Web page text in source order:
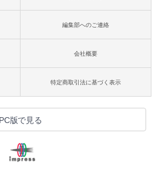
編集部へのご連絡
会社概要
特定商取引法に基づく表示
PC版で見る